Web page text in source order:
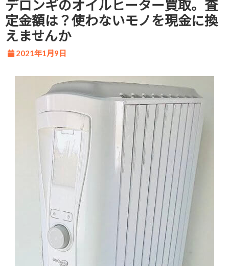
デロンギのオイルヒーター買取。査
定金額は？使わないモノを現金に換
えませんか
2021年1月9日